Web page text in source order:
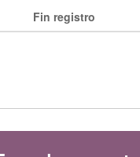
Fin registro